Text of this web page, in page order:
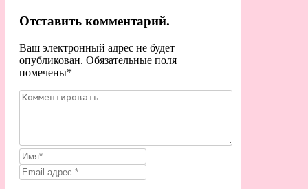
Отставить комментарий.
Ваш электронный адрес не будет
опубликован. Обязательные поля
помечены*